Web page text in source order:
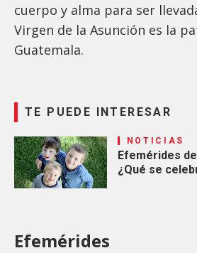
cuerpo y alma para ser
Virgen de la Asunción es la
Guatemala.
TE PUEDE INTERESAR
NOTICIAS
Efemérides
¿Qué se
Efemérides